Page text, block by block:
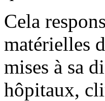
Cela
matérielles
mises à sa
hôpitaux,